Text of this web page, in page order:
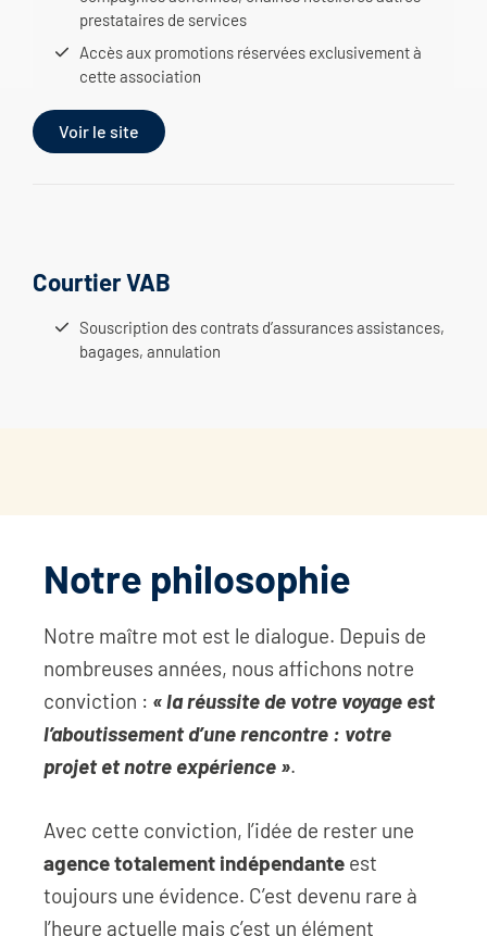
prestataires de services
Accès aux promotions réservées exclusivement à
cette association
Voir le site
Courtier VAB
Souscription des contrats d’assurances assistances,
bagages, annulation
Notre philosophie
Notre maître mot est le dialogue. Depuis de
nombreuses années, nous affichons notre
conviction : « la réussite de votre voyage est
l’aboutissement d’une rencontre : votre
projet et notre expérience ».
Avec cette conviction, l’idée de rester une
agence totalement indépendante est
toujours une évidence. C’est devenu rare à
l’heure actuelle mais c’est un élément